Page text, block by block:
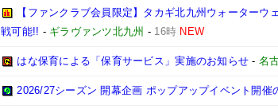
【ファンクラブ会員限定】タカギ北九州ウォーター
戦可能!! - ギラヴァンツ北九州 - 16時 NEW
はな保育による「保育サービス」実施のお知らせ - 名
2026/27シーズン 開幕企画 ポップアップイベント開催